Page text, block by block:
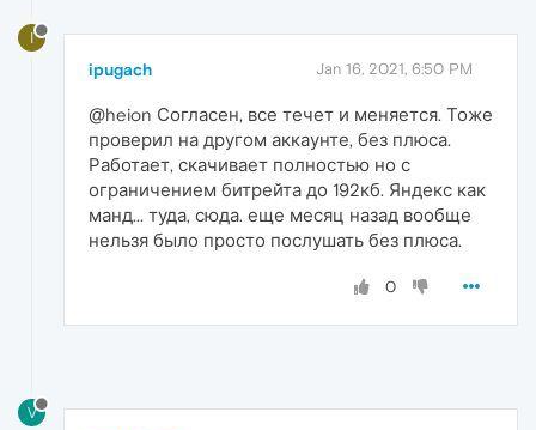
I
ipugach Jan 16, 2021, 6:50 PM
@heion Согласен, все течет и меняется. Тоже
проверил на другом аккаунте, без плюса.
Работает, скачивает полностью но с
ограничением битрейта до 192кб. Яндекс как
манд... туда, сюда. еще месяц назад вообще
нельзя было просто послушать без плюса.
0
V